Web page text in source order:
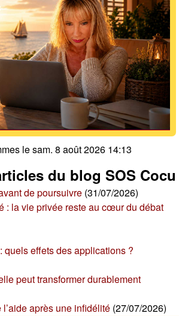
le sam. 8 août 2026 14:13
du blog SOS Cocu
de poursuivre (31/07/2026)
: la vie privée reste au cœur du débat
quels effets des applications ?
peut transformer durablement
après une infidélité (27/07/2026)